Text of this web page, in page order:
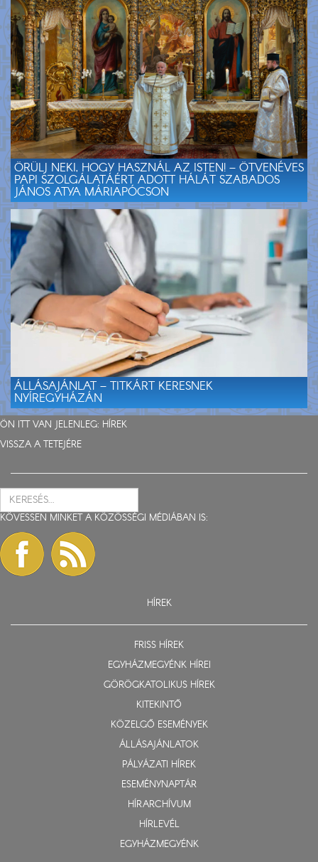
ÖRÜLJ NEKI, HOGY HASZNÁL AZ ISTEN! – ÖTVENÉVES
PAPI SZOLGÁLATÁÉRT ADOTT HÁLÁT SZABADOS
JÁNOS ATYA MÁRIAPÓCSON
ÁLLÁSAJÁNLAT – TITKÁRT KERESNEK
NYÍREGYHÁZÁN
ÖN ITT VAN JELENLEG: HÍREK
VISSZA A TETEJÉRE
KÖVESSEN MINKET A KÖZÖSSÉGI MÉDIÁBAN IS:
HÍREK
FRISS HÍREK
EGYHÁZMEGYÉNK HÍREI
GÖRÖGKATOLIKUS HÍREK
KITEKINTŐ
KÖZELGŐ ESEMÉNYEK
ÁLLÁSAJÁNLATOK
PÁLYÁZATI HÍREK
ESEMÉNYNAPTÁR
HÍRARCHÍVUM
HÍRLEVÉL
EGYHÁZMEGYÉNK